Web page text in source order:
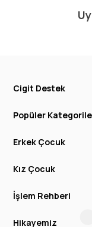
Cigit Destek
Popüler
Erkek Çocuk
Kız Çocuk
İşlem Rehberi
Hikayemiz